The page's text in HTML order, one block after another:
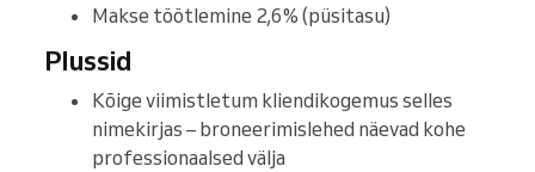
Makse töötlemine 2,6% (püsitasu)
Plussid
Kõige viimistletum kliendikogemus selles
nimekirjas – broneerimislehed näevad kohe
professionaalsed välja